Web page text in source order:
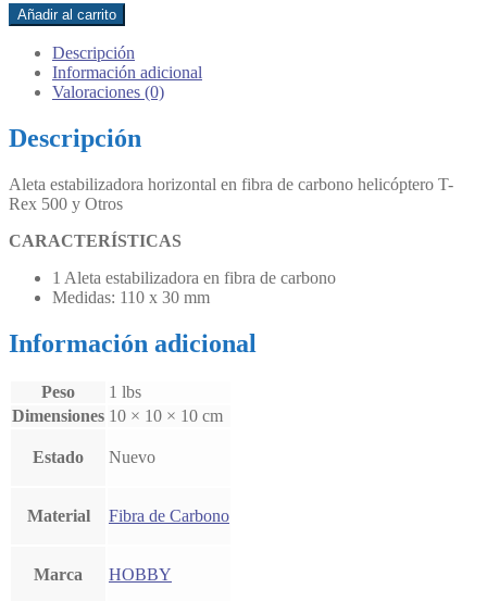
Aleta
estabilizadora
horizontal
fibra
carbono
helicóptero
Rex
500
Otros
Añadir al carrito
Descripción
Información adicional
Valoraciones (0)
Descripción
Aleta estabilizadora horizontal en fibra de carbono helicóptero T-
Rex 500 y Otros
CARACTERÍSTICAS
1 Aleta estabilizadora en fibra de carbono
Medidas: 110 x 30 mm
Información adicional
Peso
1 lbs
Dimensiones 10 × 10 × 10 cm
Estado Nuevo
Material Fibra de Carbono
Marca HOBBY